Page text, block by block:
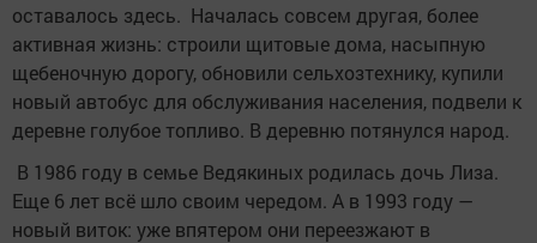
оставалось здесь. Началась совсем другая, более
активная жизнь: строили щитовые дома, насыпную
щебеночную дорогу, обновили сельхозтехнику, купили
новый автобус для обслуживания населения, подвели к
деревне голубое топливо. В деревню потянулся народ.
В 1986 году в семье Ведякиных родилась дочь Лиза.
Еще 6 лет всё шло своим чередом. А в 1993 году —
новый виток: уже впятером они переезжают в